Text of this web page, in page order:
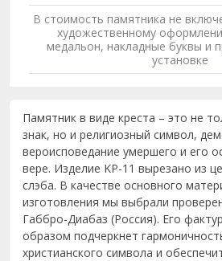
В стоимость памятника не
художественному
медальон, накладные буквы и
установке
Памятник в виде креста – это не
знак, но и религиозный символ,
вероисповедание умершего и его
вере. Изделие KP-11 вырезано из
слэба. В качестве основного
изготовления мы выбрали
Габбро-Диабаз (Россия). Его
образом подчеркнет
христианского символа и